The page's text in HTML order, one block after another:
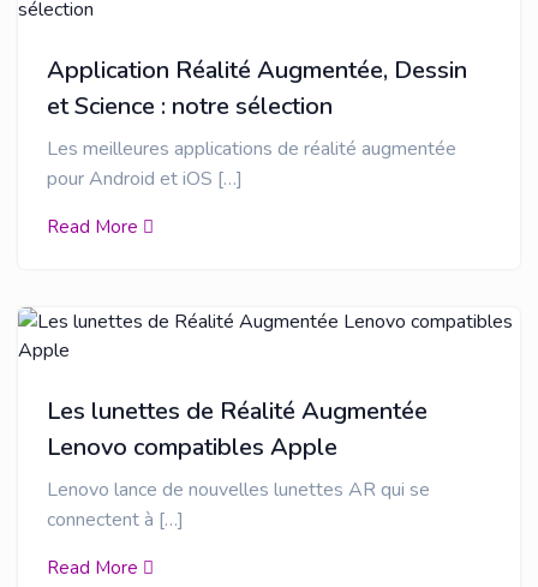
Application Réalité Augmentée, Dessin
et Science : notre sélection
Les meilleures applications de réalité augmentée
pour Android et iOS […]
Read More
Les lunettes de Réalité Augmentée
Lenovo compatibles Apple
Lenovo lance de nouvelles lunettes AR qui se
connectent à […]
Read More